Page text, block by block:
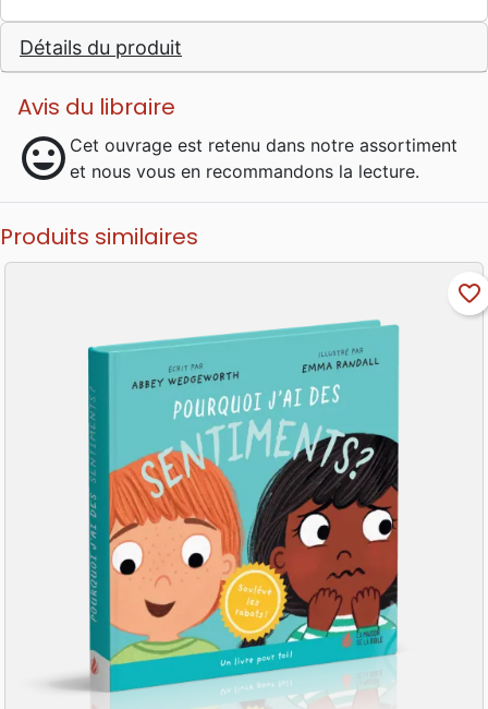
Détails du produit
Avis du libraire
mood Cet ouvrage est retenu dans notre assortiment
et nous vous en recommandons la lecture.
Produits similaires
favorite_border